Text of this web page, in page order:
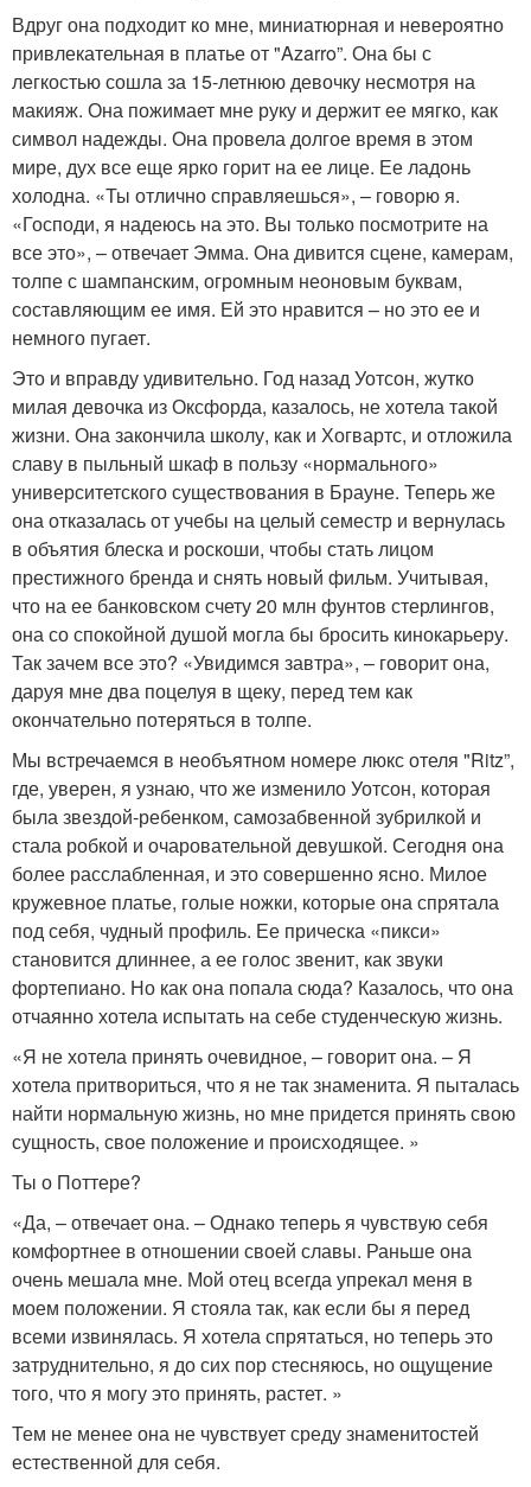
Вдруг она подходит ко мне, миниатюрная и невероятно
привлекательная в платье от "Azarro”. Она бы с
легкостью сошла за 15-летнюю девочку несмотря на
макияж. Она пожимает мне руку и держит ее мягко, как
символ надежды. Она провела долгое время в этом
мире, дух все еще ярко горит на ее лице. Ее ладонь
холодна. «Ты отлично справляешься», – говорю я.
«Господи, я надеюсь на это. Вы только посмотрите на
все это», – отвечает Эмма. Она дивится сцене, камерам,
толпе с шампанским, огромным неоновым буквам,
составляющим ее имя. Ей это нравится – но это ее и
немного пугает.
Это и вправду удивительно. Год назад Уотсон, жутко
милая девочка из Оксфорда, казалось, не хотела такой
жизни. Она закончила школу, как и Хогвартс, и отложила
славу в пыльный шкаф в пользу «нормального»
университетского существования в Брауне. Теперь же
она отказалась от учебы на целый семестр и вернулась
в объятия блеска и роскоши, чтобы стать лицом
престижного бренда и снять новый фильм. Учитывая,
что на ее банковском счету 20 млн фунтов стерлингов,
она со спокойной душой могла бы бросить кинокарьеру.
Так зачем все это? «Увидимся завтра», – говорит она,
даруя мне два поцелуя в щеку, перед тем как
окончательно потеряться в толпе.
Мы встречаемся в необъятном номере люкс отеля "Ritz”,
где, уверен, я узнаю, что же изменило Уотсон, которая
была звездой-ребенком, самозабвенной зубрилкой и
стала робкой и очаровательной девушкой. Сегодня она
более расслабленная, и это совершенно ясно. Милое
кружевное платье, голые ножки, которые она спрятала
под себя, чудный профиль. Ее прическа «пикси»
становится длиннее, а ее голос звенит, как звуки
фортепиано. Но как она попала сюда? Казалось, что она
отчаянно хотела испытать на себе студенческую жизнь.
«Я не хотела принять очевидное, – говорит она. – Я
хотела притвориться, что я не так знаменита. Я пыталась
найти нормальную жизнь, но мне придется принять свою
сущность, свое положение и происходящее. »
Ты о Поттере?
«Да, – отвечает она. – Однако теперь я чувствую себя
комфортнее в отношении своей славы. Раньше она
очень мешала мне. Мой отец всегда упрекал меня в
моем положении. Я стояла так, как если бы я перед
всеми извинялась. Я хотела спрятаться, но теперь это
затруднительно, я до сих пор стесняюсь, но ощущение
того, что я могу это принять, растет. »
Тем не менее она не чувствует среду знаменитостей
естественной для себя.